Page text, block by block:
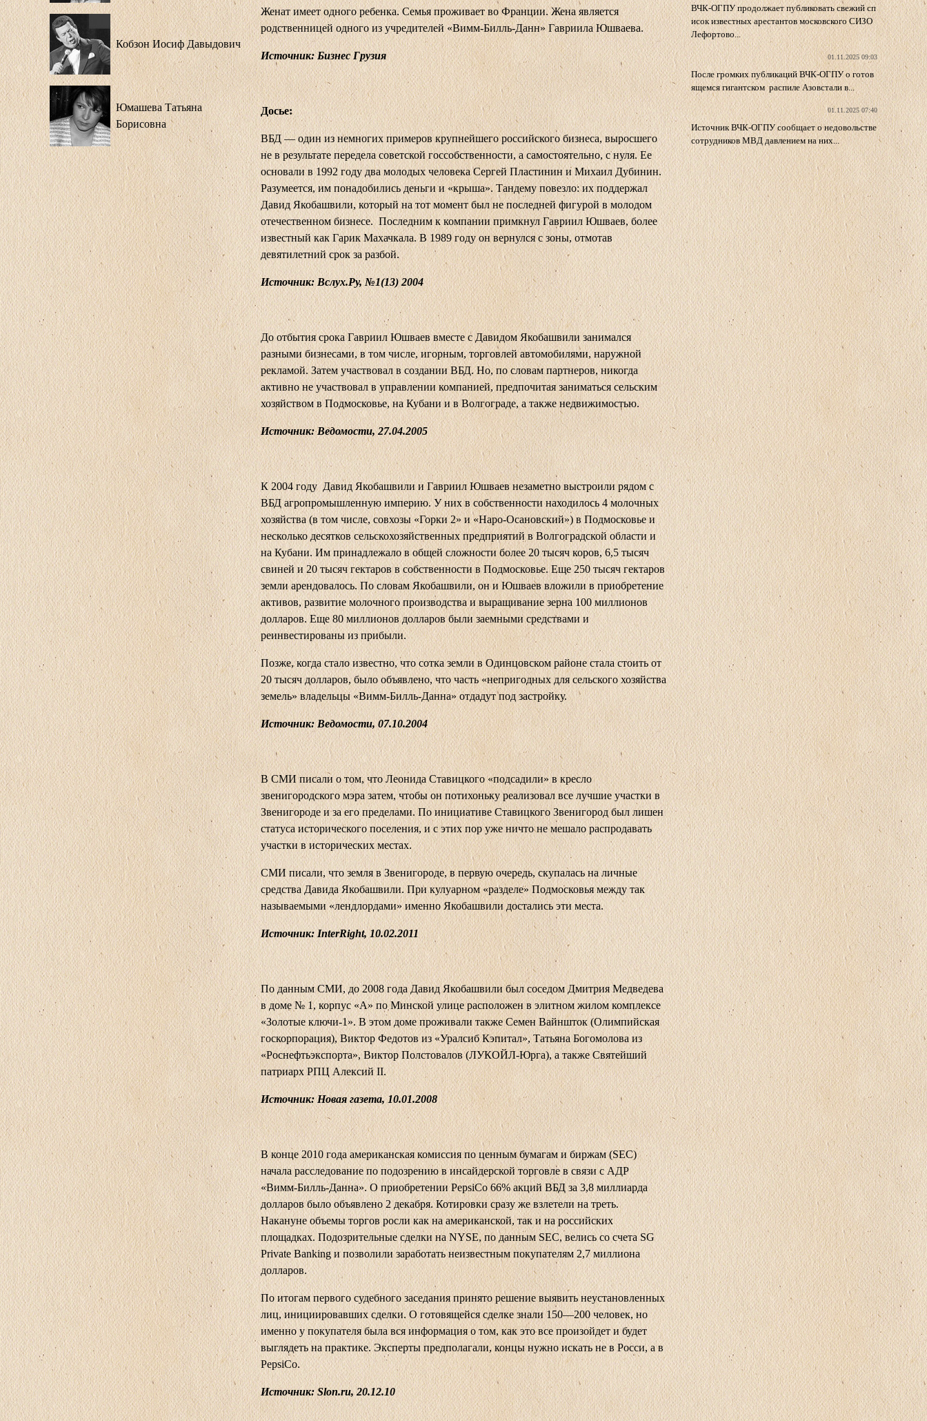
Кобзон Иосиф Давыдович
Юмашева Татьяна
Борисовна
Женат имеет одного ребенка. Семья проживает во Франции. Жена является
родственницей одного из учредителей «Вимм-Билль-Данн» Гавриила Юшваева.
Источник: Бизнес Грузия
Досье:
ВБД — один из немногих примеров крупнейшего российского бизнеса, выросшего
не в результате передела советской госсобственности, а самостоятельно, с нуля. Ее
основали в 1992 году два молодых человека Сергей Пластинин и Михаил Дубинин.
Разумеется, им понадобились деньги и «крыша». Тандему повезло: их поддержал
Давид Якобашвили, который на тот момент был не последней фигурой в молодом
отечественном бизнесе. Последним к компании примкнул Гавриил Юшваев, более
известный как Гарик Махачкала. В 1989 году он вернулся с зоны, отмотав
девятилетний срок за разбой.
Источник: Вслух.Ру, №1(13) 2004
До отбытия срока Гавриил Юшваев вместе с Давидом Якобашвили занимался
разными бизнесами, в том числе, игорным, торговлей автомобилями, наружной
рекламой. Затем участвовал в создании ВБД. Но, по словам партнеров, никогда
активно не участвовал в управлении компанией, предпочитая заниматься сельским
хозяйством в Подмосковье, на Кубани и в Волгограде, а также недвижимостью.
Источник: Ведомости, 27.04.2005
К 2004 году Давид Якобашвили и Гавриил Юшваев незаметно выстроили рядом с
ВБД агропромышленную империю. У них в собственности находилось 4 молочных
хозяйства (в том числе, совхозы «Горки 2» и «Наро-Осановский») в Подмосковье и
несколько десятков сельскохозяйственных предприятий в Волгоградской области и
на Кубани. Им принадлежало в общей сложности более 20 тысяч коров, 6,5 тысяч
свиней и 20 тысяч гектаров в собственности в Подмосковье. Еще 250 тысяч гектаров
земли арендовалось. По словам Якобашвили, он и Юшваев вложили в приобретение
активов, развитие молочного производства и выращивание зерна 100 миллионов
долларов. Еще 80 миллионов долларов были заемными средствами и
реинвестированы из прибыли.
Позже, когда стало известно, что сотка земли в Одинцовском районе стала стоить от
20 тысяч долларов, было объявлено, что часть «непригодных для сельского хозяйства
земель» владельцы «Вимм-Билль-Данна» отдадут под застройку.
Источник:Ведомости, 07.10.2004
В СМИ писали о том, что Леонида Ставицкого «подсадили» в кресло
звенигородского мэра затем, чтобы он потихоньку реализовал все лучшие участки в
Звенигороде и за его пределами. По инициативе Ставицкого Звенигород был лишен
статуса исторического поселения, и с этих пор уже ничто не мешало распродавать
участки в исторических местах.
СМИ писали, что земля в Звенигороде, в первую очередь, скупалась на личные
средства Давида Якобашвили. При кулуарном «разделе» Подмосковья между так
называемыми «лендлордами» именно Якобашвили достались эти места.
Источник: InterRight, 10.02.2011
По данным СМИ, до 2008 года Давид Якобашвили был соседом Дмитрия Медведева
в доме № 1, корпус «А» по Минской улице расположен в элитном жилом комплексе
«Золотые ключи-1». В этом доме проживали также Семен Вайншток (Олимпийская
госкорпорация), Виктор Федотов из «Уралсиб Кэпитал», Татьяна Богомолова из
«Роснефтьэкспорта», Виктор Полстовалов (ЛУКОЙЛ-Юрга), а также Святейший
патриарх РПЦ Алексий II.
Источник: Новая газета, 10.01.2008
В конце 2010 года американская комиссия по ценным бумагам и биржам (SEC)
начала расследование по подозрению в инсайдерской торговле в связи с АДР
«Вимм-Билль-Данна». О приобретении PepsiCo 66% акций ВБД за 3,8 миллиарда
долларов было объявлено 2 декабря. Котировки сразу же взлетели на треть.
Накануне объемы торгов росли как на американской, так и на российских
площадках. Подозрительные сделки на NYSE, по данным SEC, велись со счета SG
Private Banking и позволили заработать неизвестным покупателям 2,7 миллиона
долларов.
По итогам первого судебного заседания принято решение выявить неустановленных
лиц, инициировавших сделки. О готовящейся сделке знали 150—200 человек, но
именно у покупателя была вся информация о том, как это все произойдет и будет
выглядеть на практике. Эксперты предполагали, концы нужно искать не в Росси, а в
PepsiCo.
Источник:Slon.ru, 20.12.10
ВЧК-ОГПУ продолжает публиковать свежий сп
исок известных арестантов московского СИЗО
Лефортово...
01.11.2025 09:03
После громких публикаций ВЧК-ОГПУ о готов
ящемся гигантском распиле Азовстали в...
01.11.2025 07:40
Источник ВЧК-ОГПУ сообщает о недовольстве
сотрудников МВД давлением на них...